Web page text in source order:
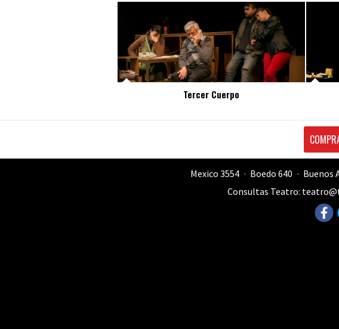
Tercer Cuerpo
Mexico 3554 Boedo 640 Buenos
Consultas Teatro: